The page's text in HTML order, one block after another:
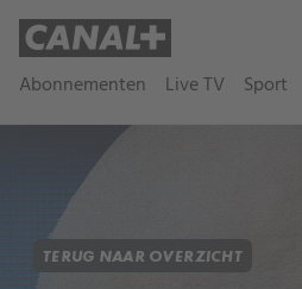
Abonnementen Live TV Sport
TERUG NAAR OVERZICHT